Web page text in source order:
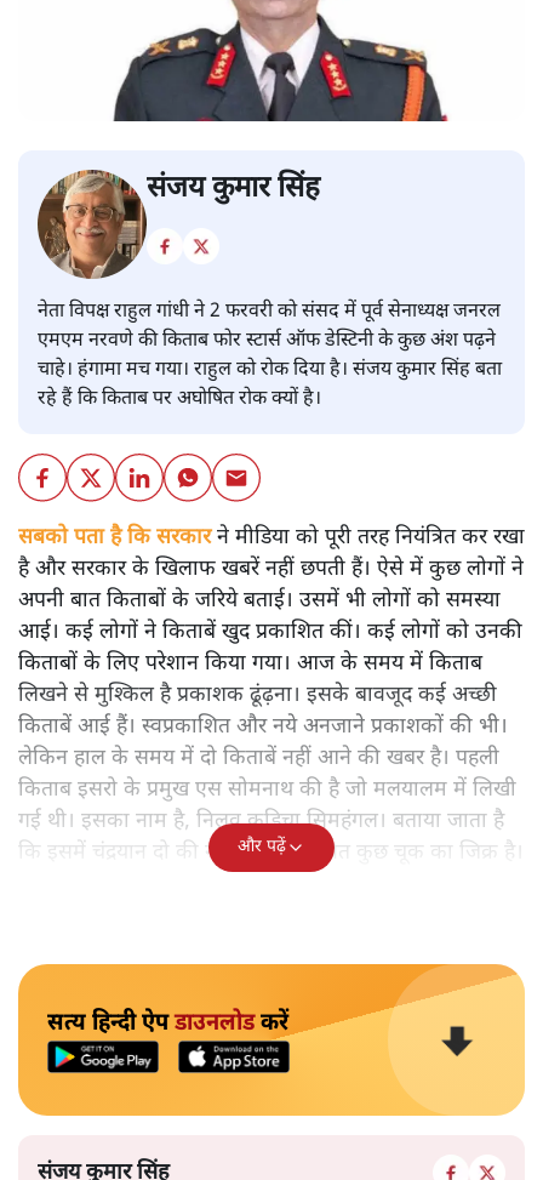
संजय कुमार सिंह
नेता विपक्ष राहुल गांधी ने 2 फरवरी को संसद में पूर्व सेनाध्यक्ष जनरल
एमएम नरवणे की किताब फोर स्टार्स ऑफ डेस्टिनी के कुछ अंश पढ़ने
चाहे। हंगामा मच गया। राहुल को रोक दिया है। संजय कुमार सिंह बता
रहे हैं कि किताब पर अघोषित रोक क्यों है।
सबको पता है कि सरकारने मीडिया को पूरी तरह नियंत्रित कर रखा
है और सरकार के खिलाफ खबरें नहीं छपती हैं। ऐसे में कुछ लोगों ने
अपनी बात किताबों के जरिये बताई। उसमें भी लोगों को समस्या
आई। कई लोगों ने किताबें खुद प्रकाशित कीं। कई लोगों को उनकी
किताबों के लिए परेशान किया गया। आज के समय में किताब
लिखने से मुश्किल है प्रकाशक ढूंढ़ना। इसके बावजूद कई अच्छी
किताबें आई हैं। स्वप्रकाशित और नये अनजाने प्रकाशकों की भी।
लेकिन हाल के समय में दो किताबें नहीं आने की खबर है। पहली
किताब इसरो के प्रमुख एस सोमनाथ की है जो मलयालम में लिखी
गई थी। इसका नाम है, निलवु कुडिचा सिमहंगल। बताया जाता है
कि इसमें चंद्रयान दो की नाकामी से संबंधित कुछ चूक का जिक्र है।
और पढ़ें
सत्य हिन्दी ऐपडाउनलोडकरें
संजय कुमार सिंह